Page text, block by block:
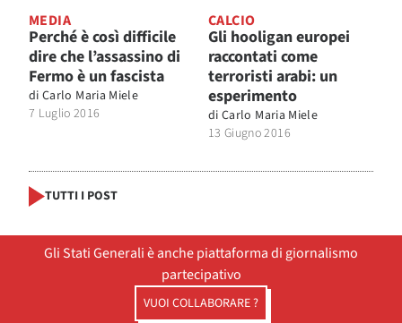
MEDIA
Perché è così difficile
dire che l’assassino di
Fermo è un fascista
di Carlo Maria Miele
7 Luglio 2016
CALCIO
Gli hooligan europei
raccontati come
terroristi arabi: un
esperimento
di Carlo Maria Miele
13 Giugno 2016
TUTTI I POST
Gli Stati Generali è anche piattaforma di giornalismo
partecipativo
VUOI COLLABORARE ?